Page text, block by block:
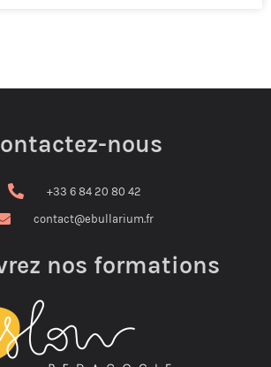
nous
+33 6 84 20 80 42
contact@ebullarium.fr
nos formations